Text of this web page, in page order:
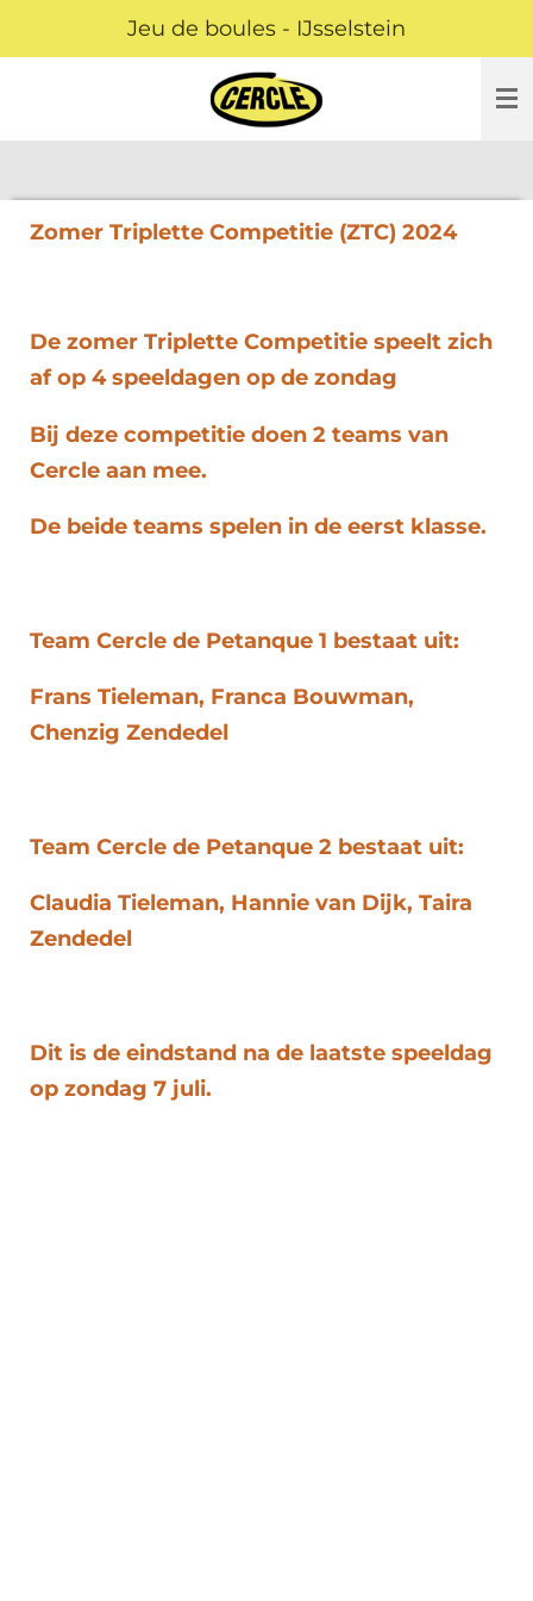
direct
de
Jeu de boules - IJsselstein
Zomer Triplette Competitie (ZTC) 2024
De zomer Triplette Competitie speelt zich
af op 4 speeldagen op de zondag
Bij deze competitie doen 2 teams van
Cercle aan mee.
De beide teams spelen in de eerst klasse.
Team Cercle de Petanque 1 bestaat uit:
Frans Tieleman, Franca Bouwman,
Chenzig Zendedel
Team Cercle de Petanque 2 bestaat uit:
Claudia Tieleman, Hannie van Dijk, Taira
Zendedel
Dit is de eindstand na de laatste speeldag
op zondag 7 juli.